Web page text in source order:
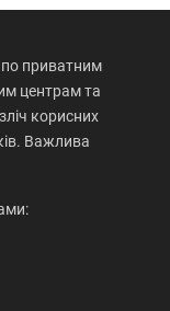
приватним
центрам та
корисних
Важлива